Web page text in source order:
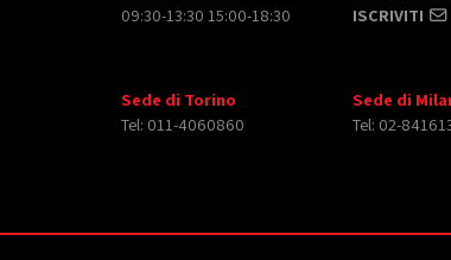
09:30-13:30 15:00-18:30
ISCRIVITI
Sede di Torino
Tel: 011-4060860
Sede di
Tel: 02-